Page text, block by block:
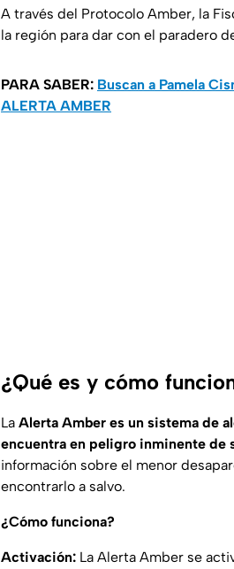
A través del Protocolo Amber, la
la región para dar con el paradero
PARA SABER: Buscan a Pamela
ALERTA AMBER
¿Qué es y cómo
La Alerta Amber es un sistema de
encuentra en peligro inminente de
información sobre el menor
encontrarlo a salvo.
¿Cómo funciona?
Activación: La Alerta Amber se